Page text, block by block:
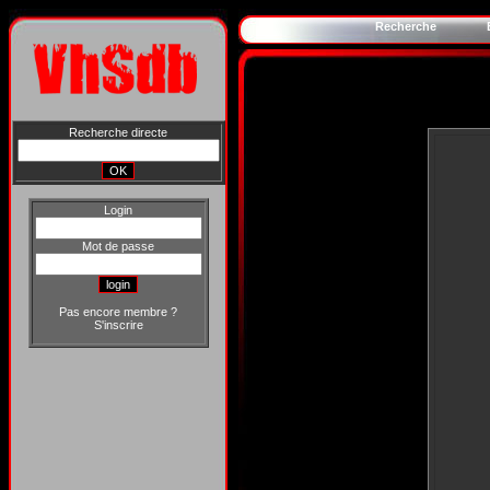
Recherche directe
Login
Mot de passe
Pas encore membre ?
S'inscrire
Recherche